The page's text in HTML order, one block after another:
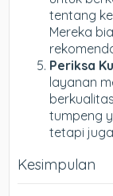
tentang
Mereka
Periksa
layanan
tumpeng
tetapi
Kesimpulan